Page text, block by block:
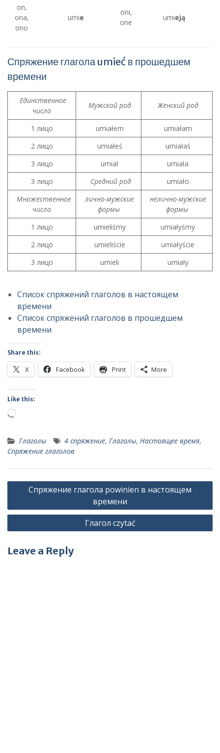
on,
ona,
ono
umie
oni,
one
umieją
Спряжение глагола umieć в прошедшем
времени
Единственное
число
Мужской род Женский род
1 лицо umiałem
umiałam
2 лицо
umiałeś
umiałaś
3 лицо
umiał
umiała
3 лицо
Средний род
umiało
Множественное
число
лично-мужские
формы
нелично-мужские
формы
1 лицо
umieliśmy
umiałyśmy
2 лицо
umieliście
umiałyście
3 лицо
umieli umiały
Список спряжений глаголов в настоящем
времени
Список спряжений глаголов в прошедшем
времени
Share this:
X Facebook Print More
Like this:
Loading…
Глаголы 4 спряжение, Глаголы, Настоящее время,
Спряжение глаголов
Post
navigation
Спряжение глагола powinien в настоящем
времени
Глагол czytać
Leave a Reply